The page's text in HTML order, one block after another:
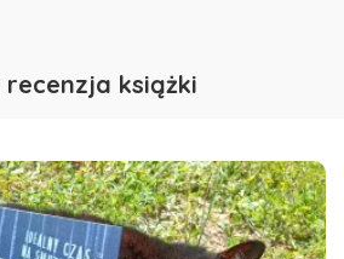
recenzja książki